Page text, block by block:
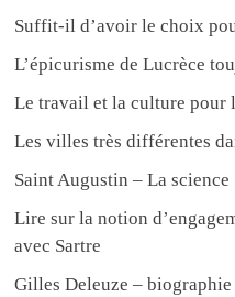
Suffit-il d’avoir le choix
L’épicurisme de Lucrèce
Le travail et la culture pour
Les villes très différentes
Saint Augustin – La science
Lire sur la notion
avec Sartre
Gilles Deleuze –